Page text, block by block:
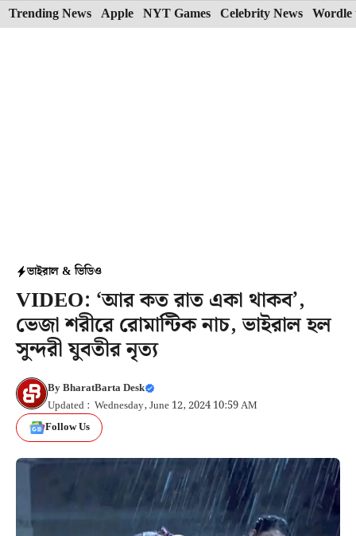
Skip
to
Trending News Apple NYT Games Celebrity News Wordle
ভাইরাল & ভিডিও
VIDEO: ‘আর কত রাত একা থাকব’,
ভেজা শরীরে রোমান্টিক নাচ, ভাইরাল হল
সুন্দরী যুবতীর নৃত্য
ByBharatBarta Desk
Updated : Wednesday, June 12, 2024 10:59 AM
Follow Us